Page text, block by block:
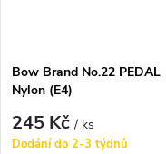
Bow Brand No.22 PEDAL
Nylon (E4)
245 Kč/ ks
Dodání do 2-3 týdnů